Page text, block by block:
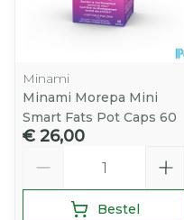
Minami
Minami Morepa Mini
Smart Fats Pot Caps 60
€ 26,00
Bestel